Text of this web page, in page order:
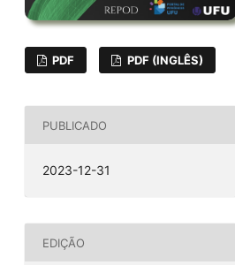
PDF PDF (INGLÊS)
PUBLICADO
2023-12-31
EDIÇÃO